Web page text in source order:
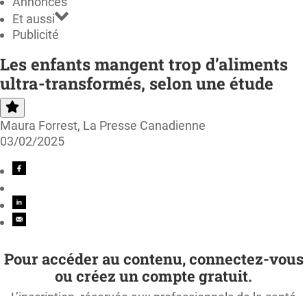
Et aussi
Publicité
Les enfants mangent trop d’aliments
ultra-transformés, selon une étude
Maura Forrest, La Presse Canadienne
03/02/2025
Pour accéder au contenu, connectez-vous
ou créez un compte gratuit.